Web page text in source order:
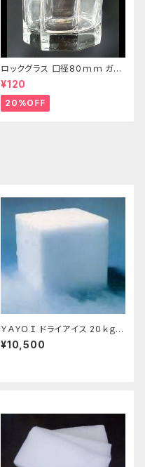
ロックグラス 口径80ｍｍ ガラ
ス製 220cc
¥120
20%OFF
ＹＡＹＯＩ ドライアイス 20ｋｇ
おすすめ
¥10,500